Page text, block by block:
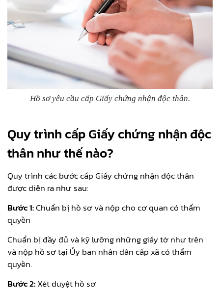
Hồ sơ yêu cầu cấp Giấy chứng nhận độc thân.
Quy trình cấp Giấy chứng nhận độc
thân như thế nào?
Quy trình các bước cấp Giấy chứng nhận độc thân
được diễn ra như sau:
Bước 1:Chuẩn bị hồ sơ và nộp cho cơ quan có thẩm
quyền
Chuẩn bị đầy đủ và kỹ lưỡng những giấy tờ như trên
và nộp hồ sơ tại Ủy ban nhân dân cấp xã có thẩm
quyền.
Bước 2:Xét duyệt hồ sơ